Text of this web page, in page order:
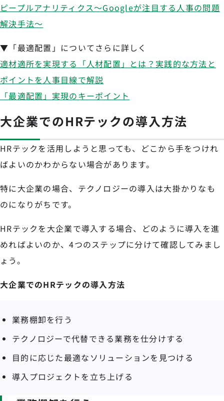
ピープルアナリティクス～Googleが注目する人事の問題
解決手法～
▼「最適配置」についてさらに詳しく
適材適所を実現する「人材配置」とは？実践的な方法と
ポイントを人事目線で解説
「最適配置」実現のキーポイント
大企業でのHRテックの導入方法
HRテックを活用しようと思っても、どこから手をつけれ
ばよいのかわからない場合があります。
特に大企業の場合、テクノロジーの導入は大掛かりなも
のになりがちです。
HRテックを大企業で導入する場合、どのように導入を進
めればよいのか、4つのステップに分けて確認してみまし
ょう。
大企業でのHRテックの導入方法
業務棚卸を行う
テクノロジーで代替できる業務を仕分けする
目的に応じた最適なソリューションを見つける
導入プロジェクトを立ち上げる